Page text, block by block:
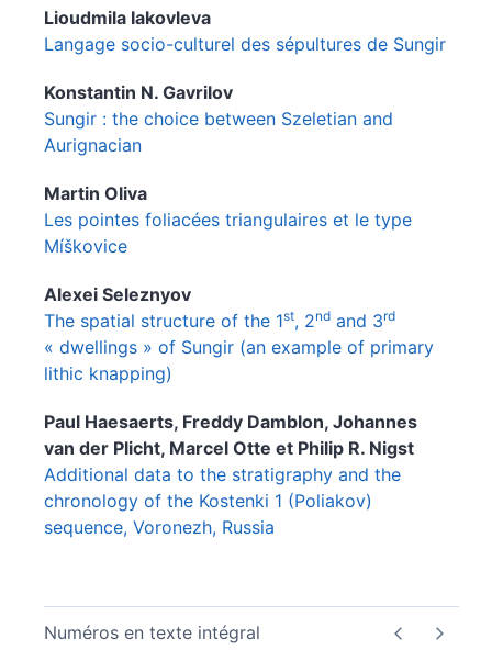
Lioudmila Iakovleva
Langage socio-culturel des sépultures de Sungir
Konstantin N. Gavrilov
Sungir : the choice between Szeletian and
Aurignacian
Martin Oliva
Les pointes foliacées triangulaires et le type
Míškovice
Alexei Seleznyov
The spatial structure of the 1st, 2nd and 3rd
« dwellings » of Sungir (an example of primary
lithic knapping)
Paul Haesaerts, Freddy Damblon, Johannes
van der Plicht, Marcel Otte et Philip R. Nigst
Additional data to the stratigraphy and the
chronology of the Kostenki 1 (Poliakov)
sequence, Voronezh, Russia
Numéros en texte intégral